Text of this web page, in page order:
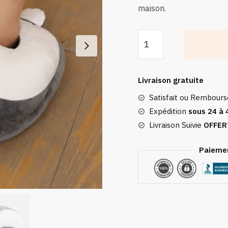
maison.
de
Chauffe
Électrique
|
Noir
Livraison gratuite
Satisfait ou
Expédition sous 24 à
Livraison Suivie